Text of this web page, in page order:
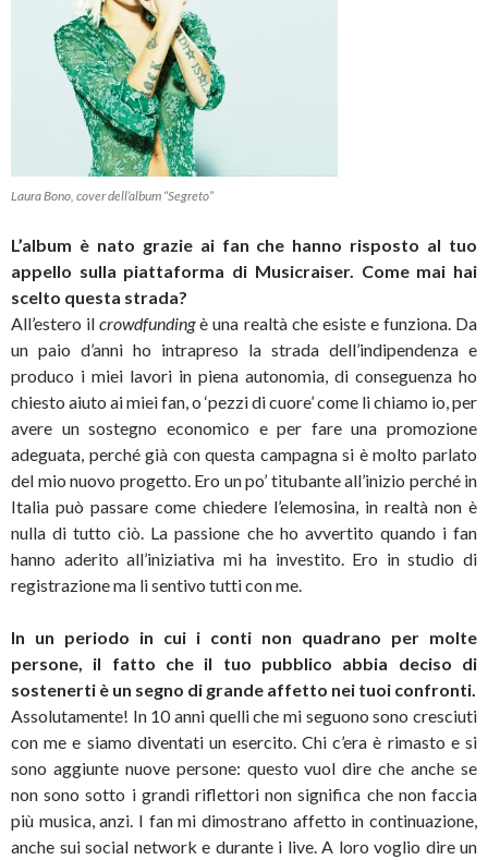
Laura Bono, cover dell’album “Segreto”
L’album è nato grazie ai fan che hanno risposto al tuo
appello sulla piattaforma di Musicraiser. Come mai hai
scelto questa strada?
All’estero ilcrowdfundingè una realtà che esiste e funziona. Da
un paio d’anni ho intrapreso la strada dell’indipendenza e
produco i miei lavori in piena autonomia, di conseguenza ho
chiesto aiuto ai miei fan, o ‘pezzi di cuore’ come li chiamo io, per
avere un sostegno economico e per fare una promozione
adeguata, perché già con questa campagna si è molto parlato
del mio nuovo progetto. Ero un po’ titubante all’inizio perché in
Italia può passare come chiedere l’elemosina, in realtà non è
nulla di tutto ciò. La passione che ho avvertito quando i fan
hanno aderito all’iniziativa mi ha investito. Ero in studio di
registrazione ma li sentivo tutti con me.
In un periodo in cui i conti non quadrano per molte
persone, il fatto che il tuo pubblico abbia deciso di
sostenerti è un segno di grande affetto nei tuoi confronti.
Assolutamente! In 10 anni quelli che mi seguono sono cresciuti
con me e siamo diventati un esercito. Chi c’era è rimasto e si
sono aggiunte nuove persone: questo vuol dire che anche se
non sono sotto i grandi riflettori non significa che non faccia
più musica, anzi. I fan mi dimostrano affetto in continuazione,
anche sui social network e durante i live. A loro voglio dire un